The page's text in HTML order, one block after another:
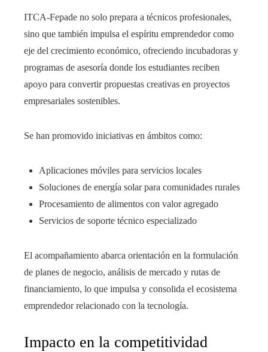
ITCA-Fepade no solo prepara a técnicos profesionales,
sino que también impulsa el espíritu emprendedor como
eje del crecimiento económico, ofreciendo incubadoras y
programas de asesoría donde los estudiantes reciben
apoyo para convertir propuestas creativas en proyectos
empresariales sostenibles.
Se han promovido iniciativas en ámbitos como:
Aplicaciones móviles para servicios locales
Soluciones de energía solar para comunidades rurales
Procesamiento de alimentos con valor agregado
Servicios de soporte técnico especializado
El acompañamiento abarca orientación en la formulación
de planes de negocio, análisis de mercado y rutas de
financiamiento, lo que impulsa y consolida el ecosistema
emprendedor relacionado con la tecnología.
Impacto en la competitividad